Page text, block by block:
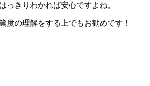
っきりわかれば安心ですよね。
度の理解をする上でもお勧めです！